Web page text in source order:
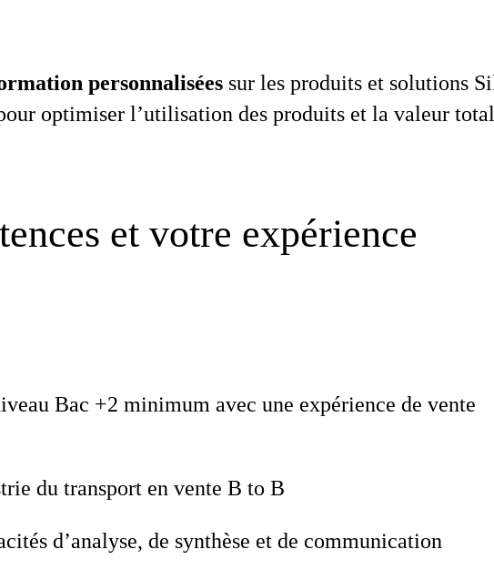
personnalisées sur les produits et solutions
optimiser l’utilisation des produits et la valeur
et votre expérience
Bac +2 minimum avec une expérience de vente
du transport en vente B to B
d’analyse, de synthèse et de communication